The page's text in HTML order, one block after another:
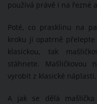
používá právě i na řezné
Poté, co prasklinu na
kroku ji opatrně
klasickou, tak
stáhnete.
vyrobit z klasické náplasti.
A jak se dělá mašlička